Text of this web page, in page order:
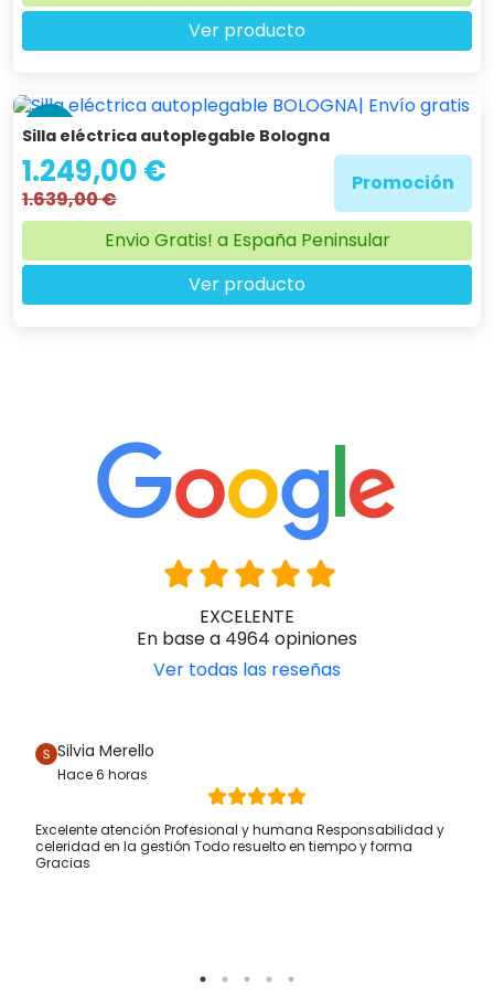
Ver producto
-24 %
Silla eléctrica autoplegable Bologna
1.249,00 €
1.639,00 €
Promoción
Envio Gratis! a España Peninsular
Ver producto
EXCELENTE
En base a 4964 opiniones
Ver todas las reseñas
Silvia Merello
Hace 6 horas
Excelente atención Profesional y humana Responsabilidad y
celeridad en la gestión Todo resuelto en tiempo y forma
Gracias